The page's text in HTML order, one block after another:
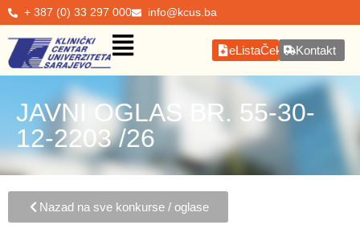
+ 387 (0) 33 297 000 info@kcus.ba
eListaČekanjaKontakt
JAVNI OGLAS BR. 55-30-
12-2203 /26
Nazad na sve konkurse / oglase